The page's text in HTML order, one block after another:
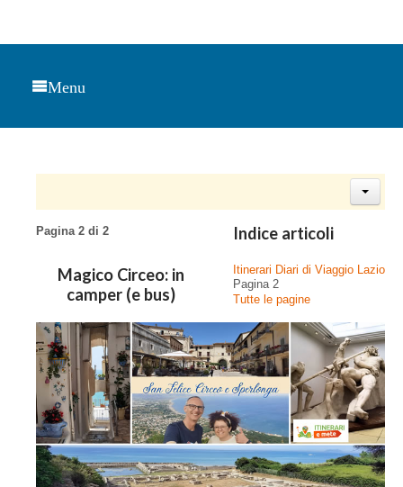
Menu
Indice articoli
Itinerari Diari di Viaggio Lazio
Pagina 2
Tutte le pagine
Pagina 2 di 2
Magico Circeo: in
camper (e bus)